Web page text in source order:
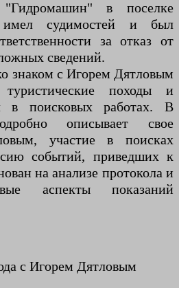
"Гидромашин" в поселке
судимостей и был
за отказ от
сведений.
знаком с Игорем Дятловым
походы и
в поисковых работах. В
описывает свое
участие в поисках
событий, приведших к
на анализе протокола и
аспекты показаний
с Игорем Дятловым